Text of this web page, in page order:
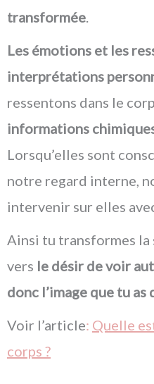
transformée
Les émotions et les
interprétations
ressentons dans le
informations
Lorsqu’elles sont
notre regard interne,
intervenir sur elles
Ainsi tu transformes
vers le désir de voir
donc l’image que tu as
Voir l’article: Quelle
corps ?